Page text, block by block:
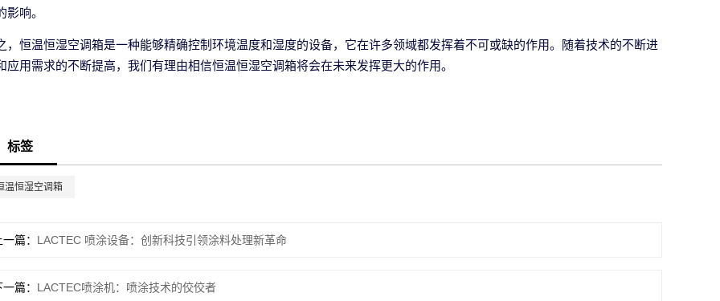
影响。
，恒温恒湿空调箱是一种能够精确控制环境温度和湿度的设备，它在许多领域都发挥着不可或缺的作用。随着技术的不断进
应用需求的不断提高，我们有理由相信恒温恒湿空调箱将会在未来发挥更大的作用。
标签
温恒湿空调箱
一篇 LACTEC 喷涂设备：创新科技引领涂料处理新革命
一篇 LACTEC喷涂机：喷涂技术的佼佼者